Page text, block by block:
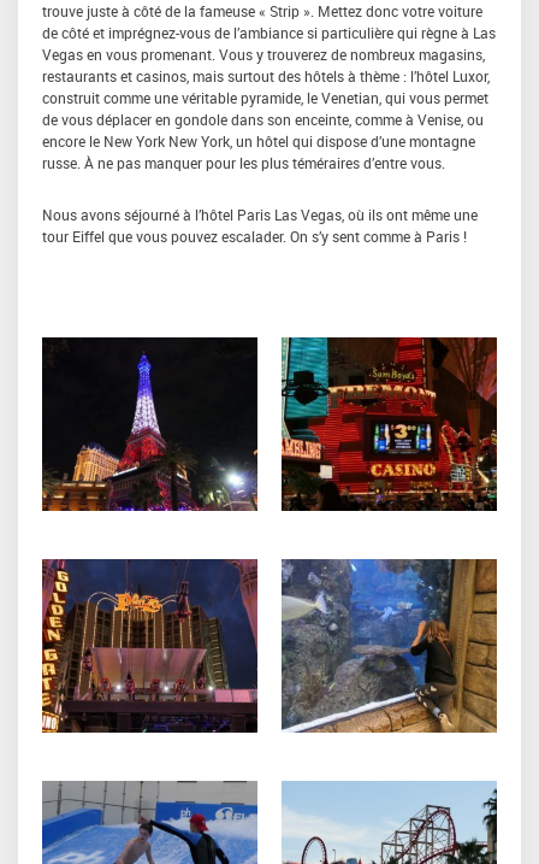
trouve juste à côté de la fameuse « Strip ». Mettez donc votre voiture
de côté et imprégnez-vous de l’ambiance si particulière qui règne à Las
Vegas en vous promenant. Vous y trouverez de nombreux magasins,
restaurants et casinos, mais surtout des hôtels à thème : l’hôtel Luxor,
construit comme une véritable pyramide, le Venetian, qui vous permet
de vous déplacer en gondole dans son enceinte, comme à Venise, ou
encore le New York New York, un hôtel qui dispose d’une montagne
russe. À ne pas manquer pour les plus téméraires d’entre vous.
Nous avons séjourné à l’hôtel Paris Las Vegas, où ils ont même une
tour Eiffel que vous pouvez escalader. On s’y sent comme à Paris !